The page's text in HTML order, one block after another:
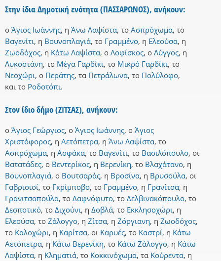
Στην ίδια Δημοτική ενότητα (ΠΑΣΣΑΡΩΝΟΣ), ανήκουν:
ο Άγιος Ιωάννης, η Άνω Λαψίστα, το Ασπρόχωμα, το
Βαγενίτι, η Βουνοπλαγιά, το Γραμμένο, η Ελεούσα, η
Ζωοδόχος, η Κάτω Λαψίστα, ο Λοφίσκος, ο Λύγγος, η
Λυκοστάνη, το Μέγα Γαρδίκι, το Μικρό Γαρδίκι, το
Νεοχώρι, ο Περάτης, τα Πετράλωνα, το Πολύλοφο,
και το Ροδοτόπι.
Στον ίδιο δήμο (ΖΙΤΣΑΣ), ανήκουν:
ο Άγιος Γεώργιος, ο Άγιος Ιωάννης, ο Άγιος
Χριστόφορος, η Αετόπετρα, η Άνω Λαψίστα, το
Ασπρόχωμα, η Ασφάκα, το Βαγενίτι, το Βασιλόπουλο, οι
Βατατάδες, ο Βεντερίκος, η Βερενίκη, το Βλαχάτανο, η
Βουνοπλαγιά, ο Βουτσαράς, η Βροσίνα, η Βρυσούλα, οι
Γαβρισιοί, το Γκρίμποβο, το Γραμμένο, η Γρανίτσα, η
Γρανιτσοπούλα, το Δαφνόφυτο, το Δελβινακόπουλο, το
Δεσποτικό, το Διχούνι, η Δοβλά, το Εκκλησοχώρι, η
Ελεούσα, το Ζάλογγο, η Ζίτσα, η Ζόργιανη, η Ζωοδόχος,
το Καλοχώρι, η Καρίτσα, οι Καρυές, το Καστρί, η Κάτω
Αετόπετρα, η Κάτω Βερενίκη, το Κάτω Ζάλογγο, η Κάτω
Λαψίστα, η Κληματιά, το Κοκκινόχωμα, τα Κούρεντα, η